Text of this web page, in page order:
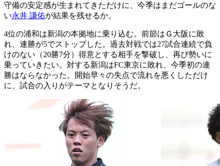
守備の安定感が生まれてきただけに、今季はまだゴールのな
い永井 謙佑が結果を残せるか。
4位の浦和は新潟の本拠地に乗り込む。前節はＧ大阪に敗
れ、連勝が5でストップした。過去対戦では27試合連続で負
けのない（20勝7分）得意とする相手を撃破し、再び勢いに
乗っていきたい。対する新潟はFC東京に敗れ、今季初の連
勝はならなかった。開始早々の失点で流れを悪くしただけ
に、試合の入りがテーマとなりそうだ。